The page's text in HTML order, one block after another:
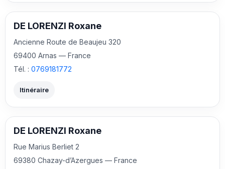
DE LORENZI Roxane
Ancienne Route de Beaujeu 320
69400 Arnas — France
Tél. : 0769181772
Itinéraire
DE LORENZI Roxane
Rue Marius Berliet 2
69380 Chazay-d’Azergues — France